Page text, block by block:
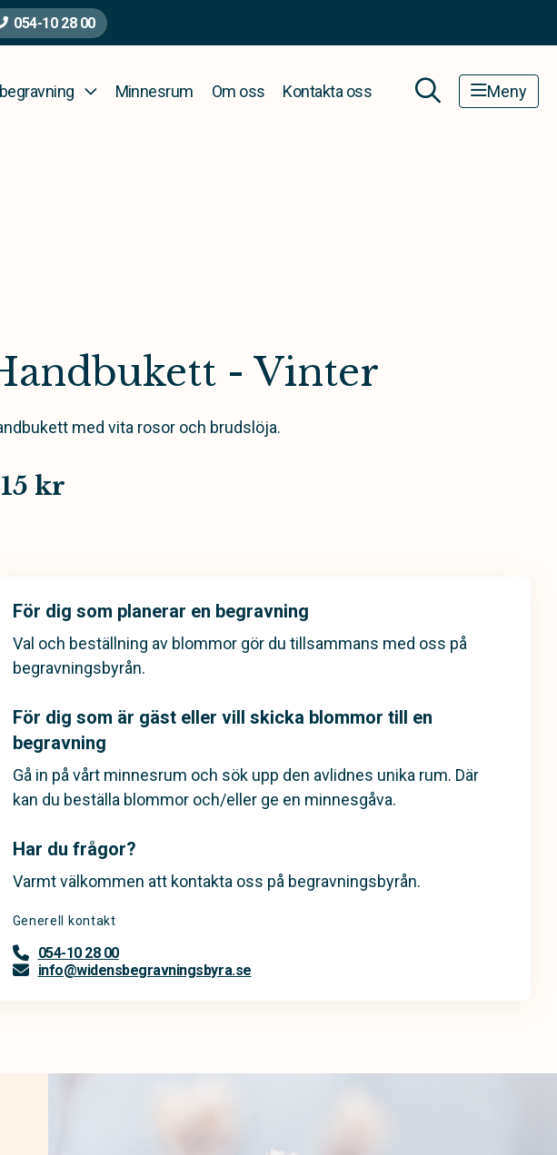
054-10 28 00
Minnesrum Om oss Kontakta oss Meny
- Vinter
med vita rosor och brudslöja.
kr
För dig som planerar en begravning
Val och beställning av blommor gör du tillsammans med oss på
begravningsbyrån.
För dig som är gäst eller vill skicka blommor till en
begravning
Gå in på vårt minnesrum och sök upp den avlidnes unika rum. Där
kan du beställa blommor och/eller ge en minnesgåva.
Har du frågor?
Varmt välkommen att kontakta oss på begravningsbyrån.
Generell kontakt
054-10 28 00
info@widensbegravningsbyra.se